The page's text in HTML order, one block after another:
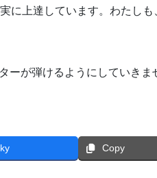
に上達しています。わたしも
が弾けるようにしていきま
Copy